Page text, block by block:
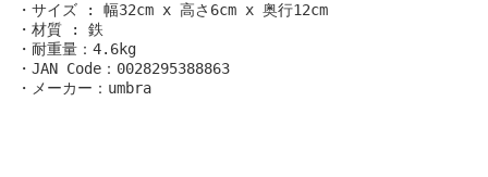
・サイズ : 幅32cm x 高さ6cm x 奥行12cm
・材質 : 鉄
・耐重量：4.6kg
・JAN Code：0028295388863
・メーカー：umbra